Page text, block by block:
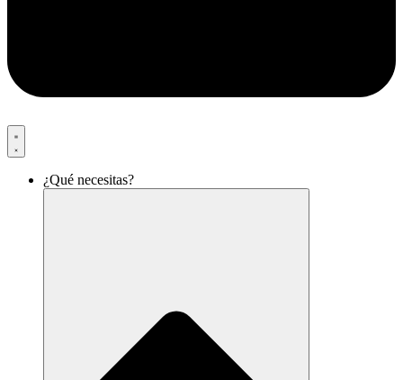
¿Qué necesitas?